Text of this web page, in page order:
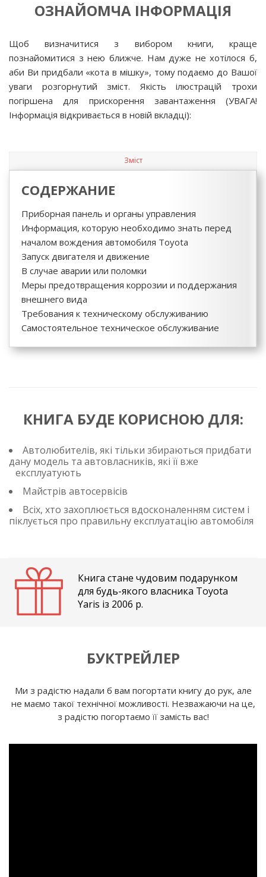
ОЗНАЙОМЧА ІНФОРМАЦІЯ
Щоб визначитися з вибором книги, краще
познайомитися з нею ближче. Нам дуже не хотілося б,
аби Ви придбали «кота в мішку», тому подаємо до Вашої
уваги розгорнутий зміст. Якість ілюстрацій трохи
погіршена для прискорення завантаження (УВАГА!
Інформація відкривається в новій вкладці):
Зміст
СОДЕРЖАНИЕ
Приборная панель и органы управления
Информация, которую необходимо знать перед
началом вождения автомобиля Toyota
Запуск двигателя и движение
В случае аварии или поломки
Меры предотвращения коррозии и поддержания
внешнего вида
Требования к техническому обслуживанию
Самостоятельное техническое обслуживание
КНИГА БУДЕ КОРИСНОЮ ДЛЯ:
Автолюбителів, які тільки збираються придбати
дану модель та автовласників, які її вже
експлуатують
Майстрів автосервісів
Всіх, хто захоплюється вдосконаленням систем і
піклується про правильну експлуатацію автомобіля
Книга стане чудовим подарунком
для будь-якого власника Toyota
Yaris із 2006 р.
БУКТРЕЙЛЕР
Ми з радістю надали б вам погортати книгу до рук, але
не маємо такої технічної можливості. Незважаючи на це,
з радістю погортаємо її замість вас!